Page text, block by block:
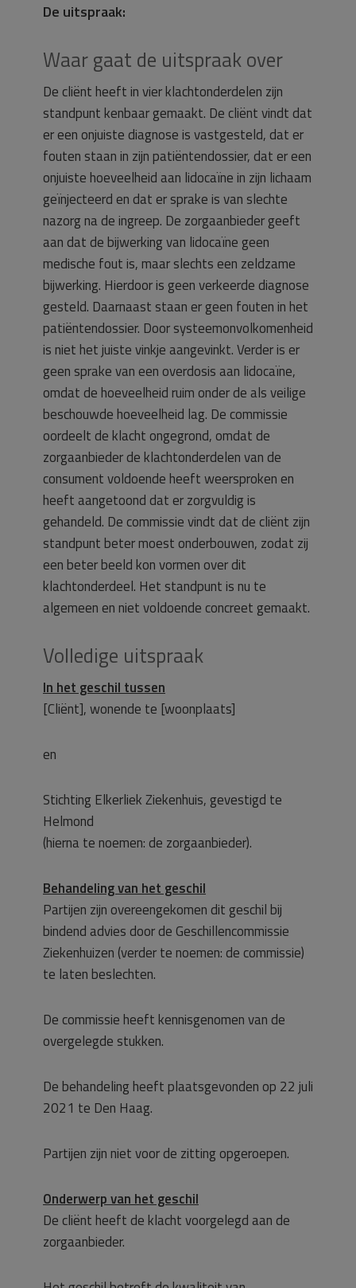
De uitspraak:
Waar gaat de uitspraak over
De cliënt heeft in vier klachtonderdelen zijn
standpunt kenbaar gemaakt. De cliënt vindt dat
er een onjuiste diagnose is vastgesteld, dat er
fouten staan in zijn patiëntendossier, dat er een
onjuiste hoeveelheid aan lidocaïne in zijn lichaam
geïnjecteerd en dat er sprake is van slechte
nazorg na de ingreep. De zorgaanbieder geeft
aan dat de bijwerking van lidocaïne geen
medische fout is, maar slechts een zeldzame
bijwerking. Hierdoor is geen verkeerde diagnose
gesteld. Daarnaast staan er geen fouten in het
patiëntendossier. Door systeemonvolkomenheid
is niet het juiste vinkje aangevinkt. Verder is er
geen sprake van een overdosis aan lidocaïne,
omdat de hoeveelheid ruim onder de als veilige
beschouwde hoeveelheid lag. De commissie
oordeelt de klacht ongegrond, omdat de
zorgaanbieder de klachtonderdelen van de
consument voldoende heeft weersproken en
heeft aangetoond dat er zorgvuldig is
gehandeld. De commissie vindt dat de cliënt zijn
standpunt beter moest onderbouwen, zodat zij
een beter beeld kon vormen over dit
klachtonderdeel. Het standpunt is nu te
algemeen en niet voldoende concreet gemaakt.
Volledige uitspraak
In het geschil tussen
[Cliënt], wonende te [woonplaats]
en
Stichting Elkerliek Ziekenhuis, gevestigd te
Helmond
(hierna te noemen: de zorgaanbieder).
Behandeling van het geschil
Partijen zijn overeengekomen dit geschil bij
bindend advies door de Geschillencommissie
Ziekenhuizen (verder te noemen: de commissie)
te laten beslechten.
De commissie heeft kennisgenomen van de
overgelegde stukken.
De behandeling heeft plaatsgevonden op 22 juli
2021 te Den Haag.
Partijen zijn niet voor de zitting opgeroepen.
Onderwerp van het geschil
De cliënt heeft de klacht voorgelegd aan de
zorgaanbieder.